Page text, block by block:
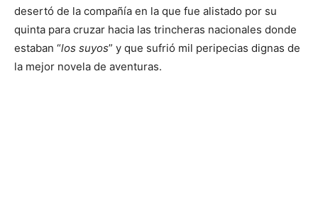
desertó de la compañía en la que fue alistado por su
quinta para cruzar hacia las trincheras nacionales donde
estaban “los suyos” y que sufrió mil peripecias dignas de
la mejor novela de aventuras.